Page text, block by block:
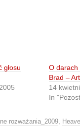
głosu
O darach
Brad –
14
In
rozważania_2009,